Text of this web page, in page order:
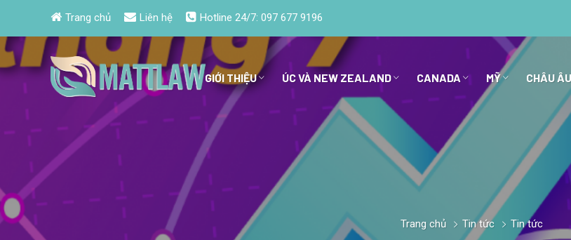
Trang chủ Liên hệ Hotline 24/7: 097 677 9196
GIỚI THIỆU ÚC VÀ NEW ZEALAND CANADA MỸ CHÂU ÂU
Trang chủ Tin tức Tin tức